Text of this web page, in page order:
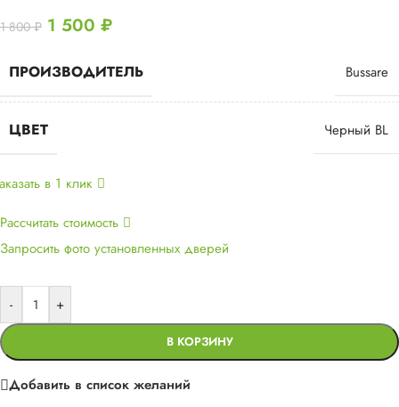
1 800₽ 1 500 ₽
ПРОИЗВОДИТЕЛЬ Bussare
ЦВЕТ Черный BL
в 1 клик
Рассчитать стоимость
Запросить фото установленных дверей
- +
В КОРЗИНУ
Добавить в список желаний